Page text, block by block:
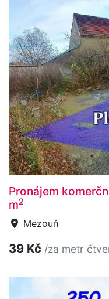
Pronájem
m2
Mezouň
39 Kč /za metr